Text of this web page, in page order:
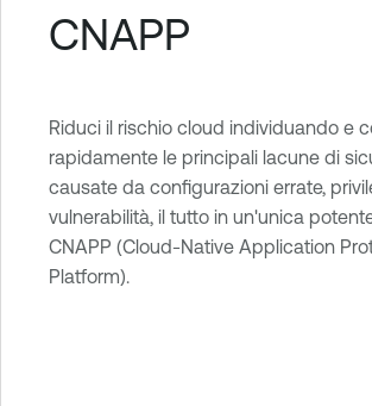
CNAPP
Riduci il rischio cloud individuando e
rapidamente le principali lacune di
causate da configurazioni errate,
vulnerabilità, il tutto in un'unica
CNAPP (Cloud-Native Application
Platform).